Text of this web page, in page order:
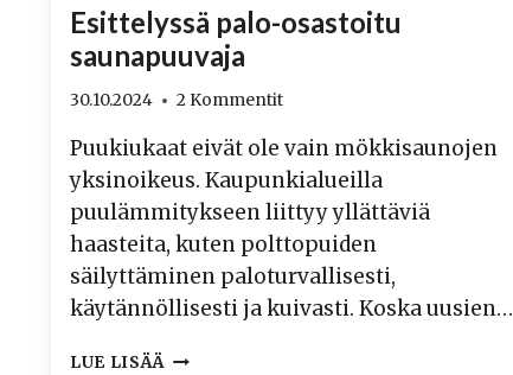
Esittelyssä palo-osastoitu
saunapuuvaja
30.10.2024 2 Kommentit
Puukiukaat eivät ole vain mökkisaunojen
yksinoikeus. Kaupunkialueilla
puulämmitykseen liittyy yllättäviä
haasteita, kuten polttopuiden
säilyttäminen paloturvallisesti,
käytännöllisesti ja kuivasti. Koska uusien…
LUE LISÄÄ ESITTELYSSÄ